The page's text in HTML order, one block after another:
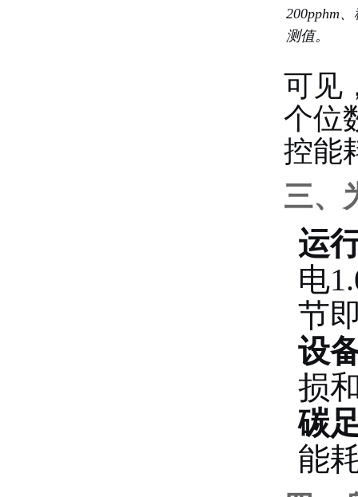
200pphm
测值。
可见
个位
控能
三、
运
电
节
设
损
碳
能